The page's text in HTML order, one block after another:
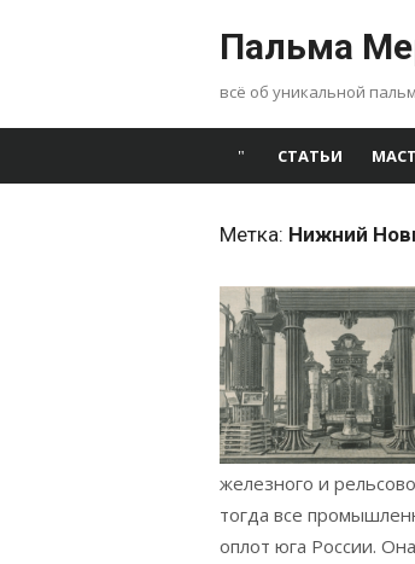
Пальма
всё об уникальной
СТАТЬИ
Метка: Нижний
железного и
тогда все
оплот юга России.